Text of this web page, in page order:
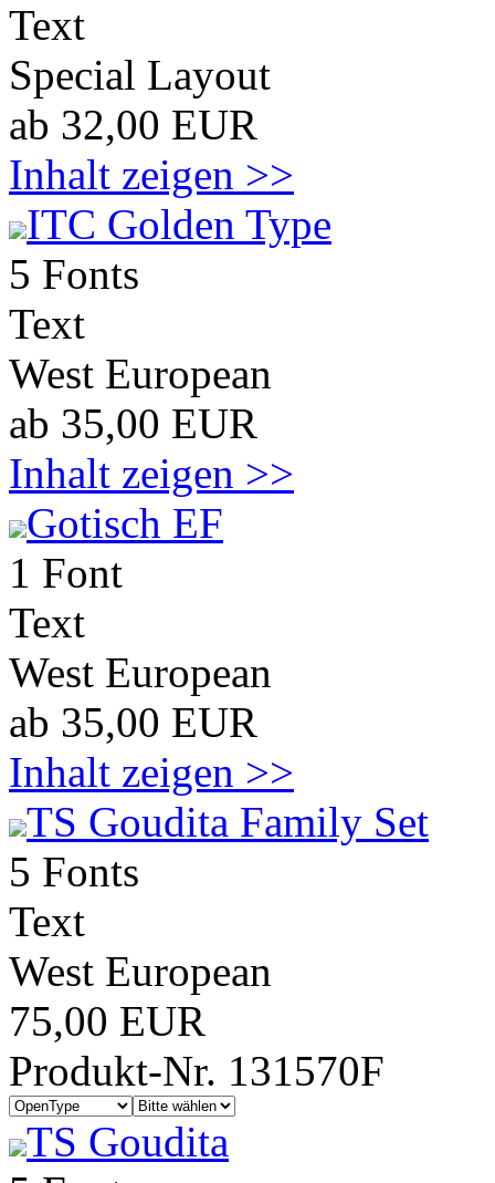
Text
Special Layout
ab 32,00 EUR
Inhalt zeigen >>
ITC Golden Type
5 Fonts
Text
West European
ab 35,00 EUR
Inhalt zeigen >>
Gotisch EF
1 Font
Text
West European
ab 35,00 EUR
Inhalt zeigen >>
TS Goudita Family Set
5 Fonts
Text
West European
75,00 EUR
Produkt-Nr. 131570F
TS Goudita